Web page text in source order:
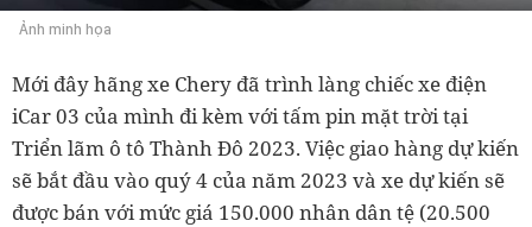
Ảnh minh họa
Mới đây hãng xe Chery đã trình làng chiếc xe điện
iCar 03 của mình đi kèm với tấm pin mặt trời tại
Triển lãm ô tô Thành Đô 2023. Việc giao hàng dự kiến
sẽ bắt đầu vào quý 4 của năm 2023 và xe dự kiến sẽ
được bán với mức giá 150.000 nhân dân tệ (20.500